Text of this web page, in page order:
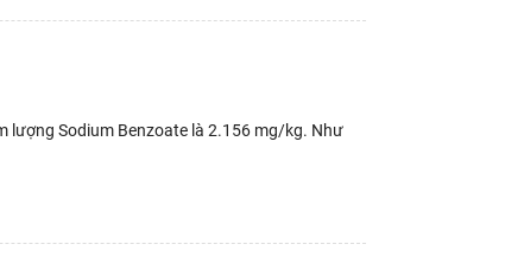
lượng Sodium Benzoate là 2.156 mg/kg. Như